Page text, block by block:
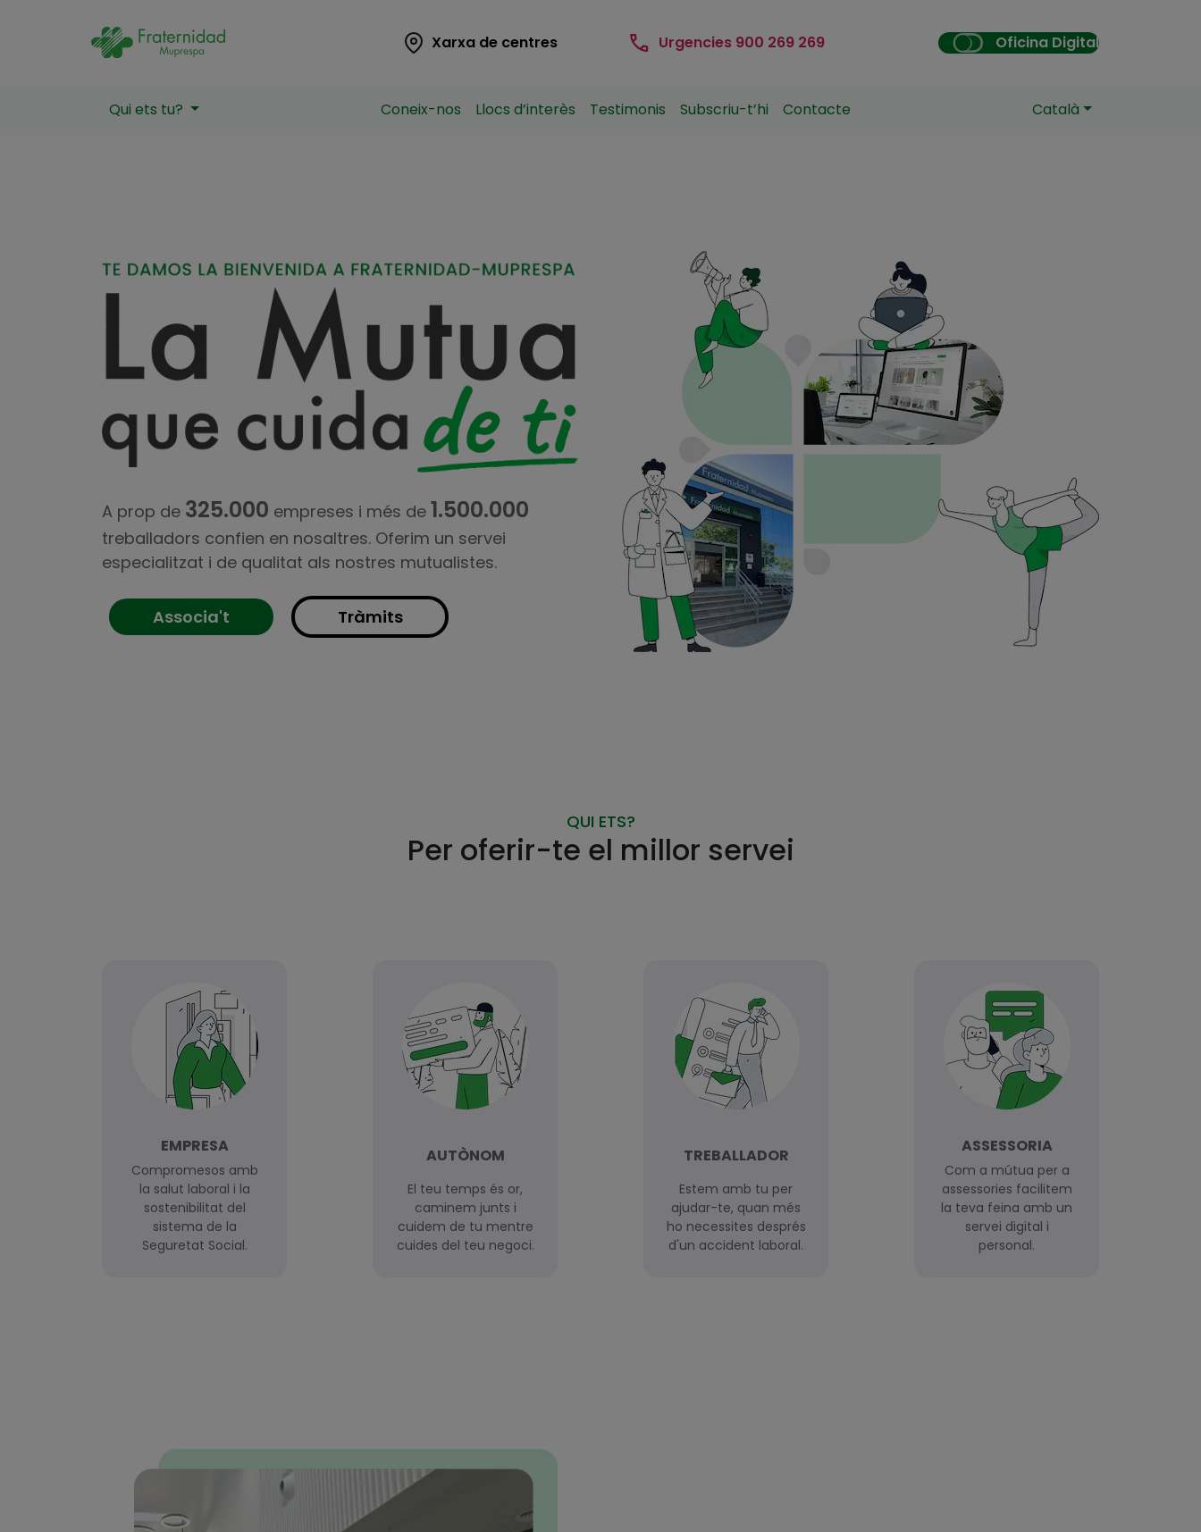
Landing Navigation Branding
Xarxa de centres Urgencies 900 269 269 Oficina Digital
Qui ets tu? Landing Main Navigation
Coneix-nos Llocs d’interès Testimonis Subscriu-t’hi Contacte Català
A prop de 325.000 empreses i més de 1.500.000
treballadors confien en nosaltres. Oferim un servei
especialitzat i de qualitat als nostres mutualistes.
Associa't Tràmits
QUI ETS?
Per oferir-te el millor servei
EMPRESA
Compromesos amb
la salut laboral i la
sostenibilitat del
sistema de la
Seguretat Social.
AUTÒNOM
El teu temps és or,
caminem junts i
cuidem de tu mentre
cuides del teu negoci.
TREBALLADOR
Estem amb tu per
ajudar-te, quan més
ho necessites després
d'un accident laboral.
ASSESSORIA
Com a mútua per a
assessories facilitem
la teva feina amb un
servei digital i
personal.